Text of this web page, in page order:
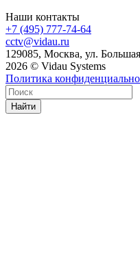
Наши контакты
+7 (495) 777-74-64
cctv@vidau.ru
129085, Москва, ул.
2026 © Vidau Systems
Политика
Найти